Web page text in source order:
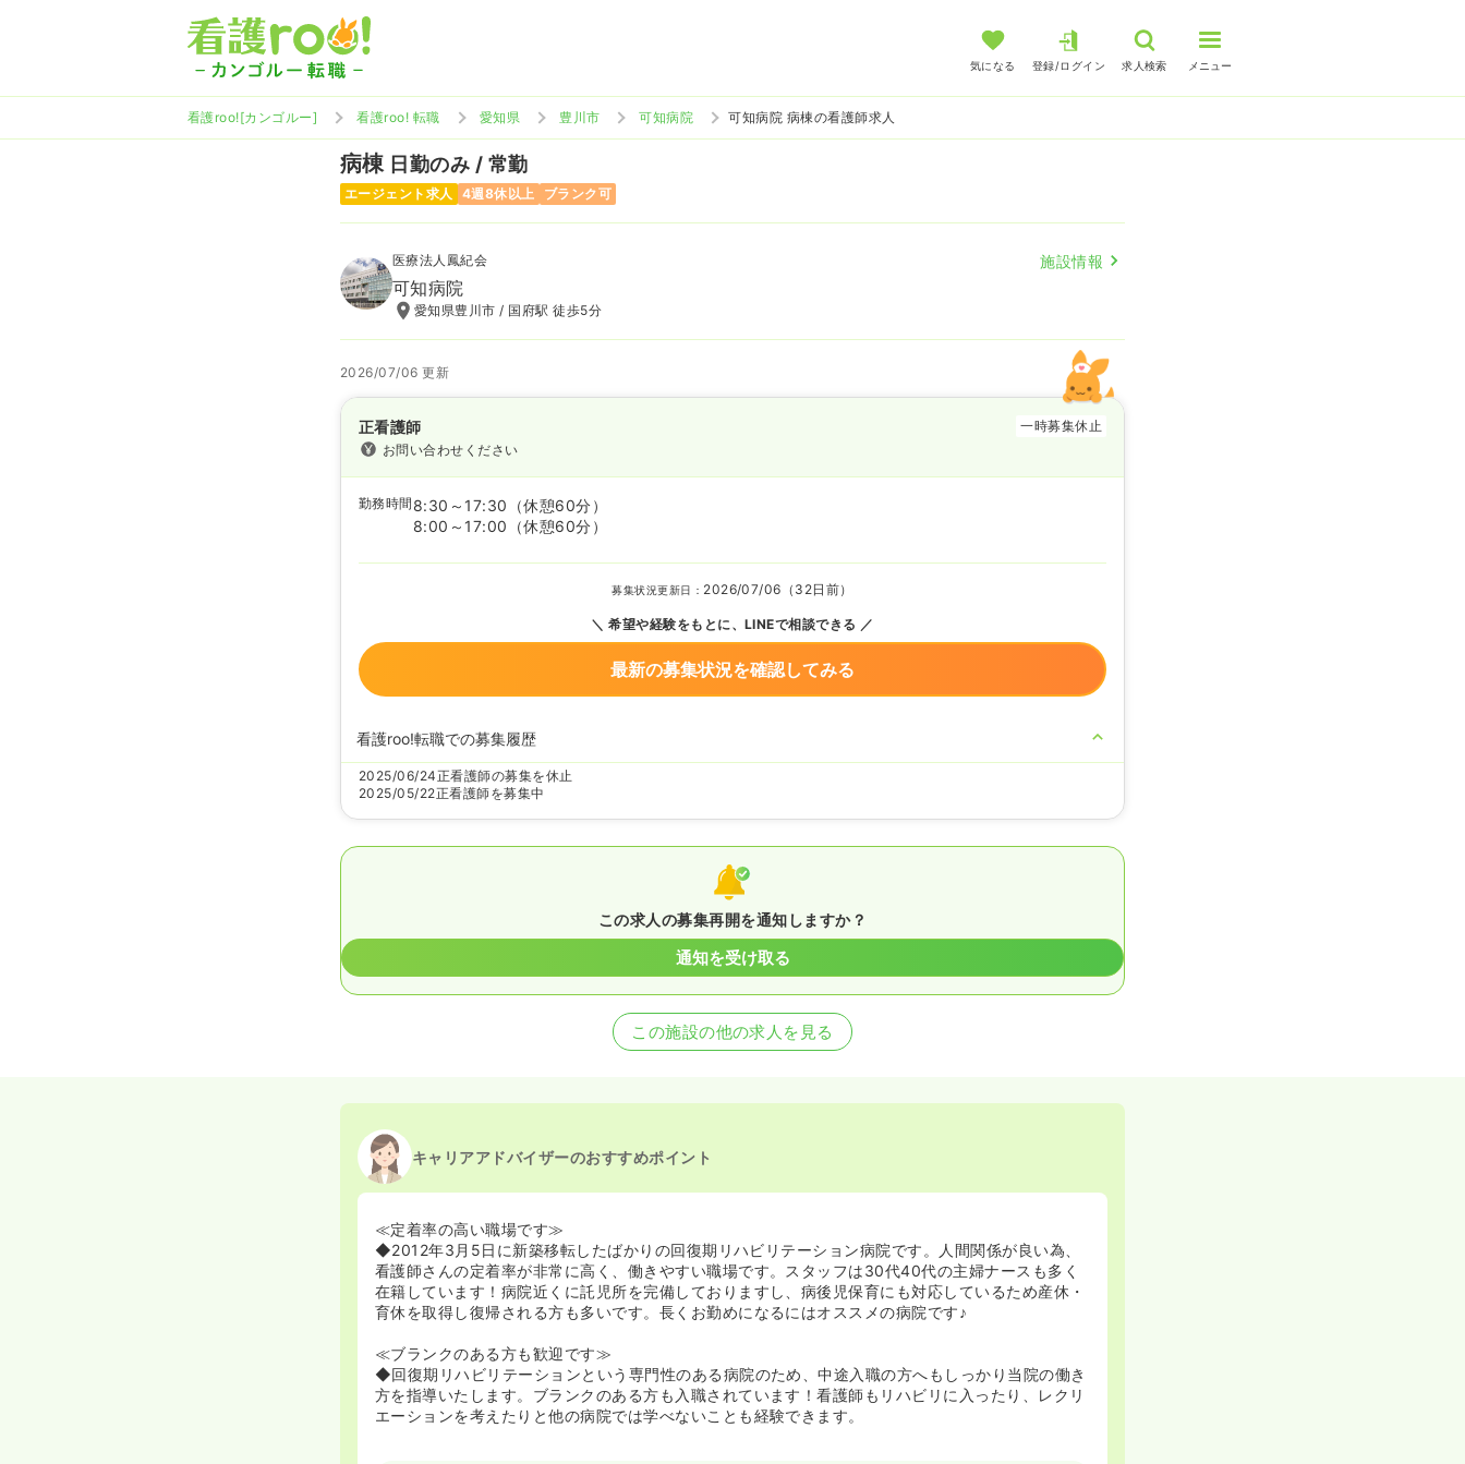
気になる 登録/ログイン 求人検索 メニュー
看護roo![カンゴルー] 看護roo! 転職 愛知県 豊川市 可知病院 可知病院 病棟の看護師求人
病棟 日勤のみ / 常勤
エージェント求人 4週8休以上 ブランク可
医療法人鳳紀会 施設情報
可知病院
愛知県豊川市 / 国府駅 徒歩5分
2026/07/06 更新
正看護師
一時募集休止
お問い合わせください
勤務時間 8:30～17:30
（休憩60分）
8:00～17:00
（休憩60分）
募集状況更新日： 2026/07/06（32日前）
希望や経験をもとに、LINEで相談できる
最新の募集状況を確認してみる
看護roo!転職での募集履歴
2025/06/24正看護師の募集を休止
2025/05/22正看護師を募集中
この求人の募集再開を通知しますか？
通知を受け取る
この施設の他の求人を見る
キャリアアドバイザーのおすすめポイント
≪定着率の高い職場です≫
◆2012年3月5日に新築移転したばかりの回復期リハビリテーション病院です。人間関係が良い為、
看護師さんの定着率が非常に高く、働きやすい職場です。スタッフは30代40代の主婦ナースも多く
在籍しています！病院近くに託児所を完備しておりますし、病後児保育にも対応しているため産休・
育休を取得し復帰される方も多いです。長くお勤めになるにはオススメの病院です♪
≪ブランクのある方も歓迎です≫
◆回復期リハビリテーションという専門性のある病院のため、中途入職の方へもしっかり当院の働き
方を指導いたします。ブランクのある方も入職されています！看護師もリハビリに入ったり、レクリ
エーションを考えたりと他の病院では学べないことも経験できます。